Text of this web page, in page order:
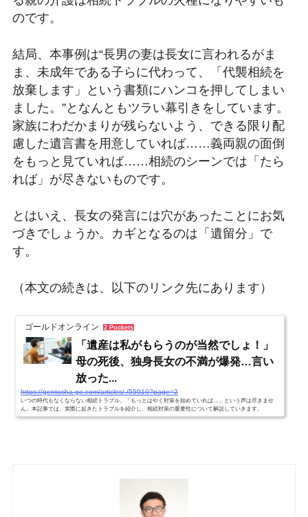
のです。
結局、本事例は“長男の妻は長女に言われるがま
ま、未成年である子らに代わって、「代襲相続を
放棄します」という書類にハンコを押してしまい
ました。”となんともツラい幕引きをしています。
家族にわだかまりが残らないよう、できる限り配
慮した遺言書を用意していれば……義両親の面倒
をもっと見ていれば……相続のシーンでは「たら
れば」が尽きないものです。
とはいえ、長女の発言には穴があったことにお気
づきでしょうか。カギとなるのは「遺留分」で
す。
（本文の続きは、以下のリンク先にあります）
ゴールドオンライン 2 Pockets
「遺産は私がもらうのが当然でしょ！」
母の死後、独身長女の不満が爆発…言い
放った...
https://gentosha-go.com/articles/-/55919?page=2
いつの時代もなくならない相続トラブル。「もっとはやく対策を始めていれば…」という声は尽きませ
ん。本記事では、実際に起きたトラブルを紹介し、相続対策の重要性について解説していきます。